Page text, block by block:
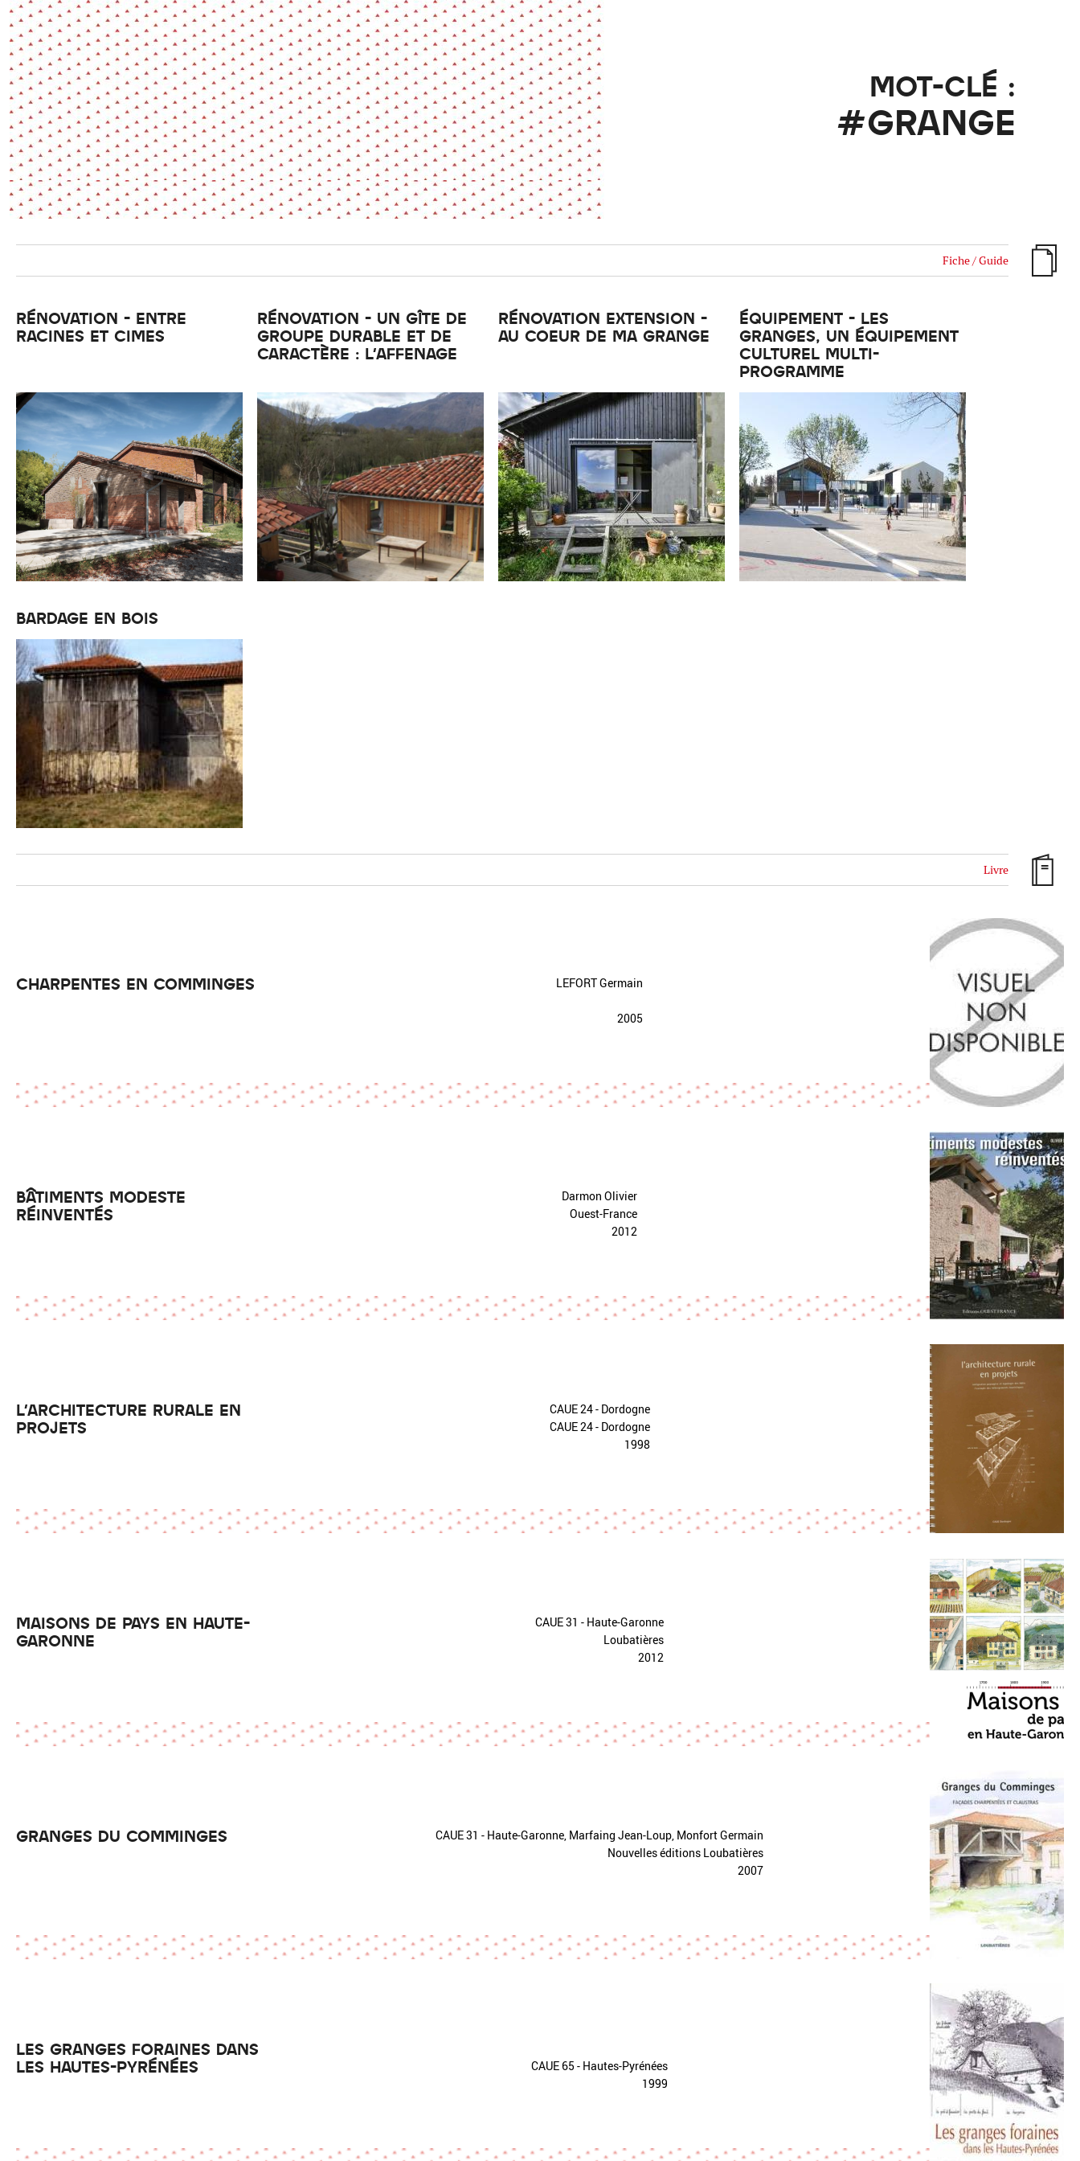
Environnement
Habiter
Jeunes
Patrimoine
Paysage
Société
Transition écologique
Urbanisme
Expérience Exposition Fiche / Guide Livre Podcast
Revue Revue de presse Vidéo
La paille / le chanvre
Le verre
MOT-CLÉ :
#GRANGE
Fiche / Guide
RÉNOVATION - ENTRE
RACINES ET CIMES
RÉNOVATION - UN GÎTE DE
GROUPE DURABLE ET DE
CARACTÈRE : L'AFFENAGE
RÉNOVATION EXTENSION -
AU COEUR DE MA GRANGE
ÉQUIPEMENT - LES
GRANGES, UN ÉQUIPEMENT
CULTUREL MULTI-
PROGRAMME
BARDAGE EN BOIS
Livre
CHARPENTES EN COMMINGES LEFORT Germain
2005
BÂTIMENTS MODESTE
RÉINVENTÉS
Darmon Olivier
Ouest-France
2012
L'ARCHITECTURE RURALE EN
PROJETS
CAUE 24 - Dordogne
CAUE 24 - Dordogne
1998
MAISONS DE PAYS EN HAUTE-
GARONNE
CAUE 31 - Haute-Garonne
Loubatières
2012
GRANGES DU COMMINGES
CAUE 31 - Haute-Garonne, Marfaing Jean-Loup, Monfort Germain
Nouvelles éditions Loubatières
2007
LES GRANGES FORAINES DANS
LES HAUTES-PYRÉNÉES
CAUE 65 - Hautes-Pyrénées
1999